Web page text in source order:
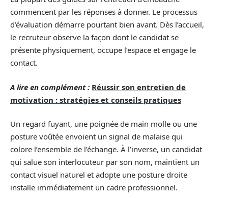
commencent par les réponses à donner. Le processus
d’évaluation démarre pourtant bien avant. Dès l’accueil,
le recruteur observe la façon dont le candidat se
présente physiquement, occupe l’espace et engage le
contact.
A lire en complément : Réussir son entretien de
motivation : stratégies et conseils pratiques
Un regard fuyant, une poignée de main molle ou une
posture voûtée envoient un signal de malaise qui
colore l’ensemble de l’échange. À l’inverse, un candidat
qui salue son interlocuteur par son nom, maintient un
contact visuel naturel et adopte une posture droite
installe immédiatement un cadre professionnel.